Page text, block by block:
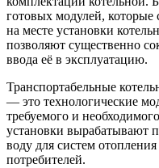
готовых модулей,
на месте установки
позволяют существенно
ввода её в эксплуатацию.
Транспортабельные
— это технологические
требуемого и
установки вырабатывают
воду для систем
потребителей.